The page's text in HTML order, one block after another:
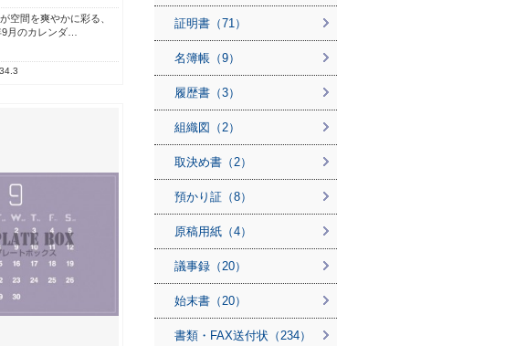
空間を爽やかに彩る、
月のカレンダ…
34.3
証明書（71）
名簿帳（9）
履歴書（3）
組織図（2）
取決め書（2）
預かり証（8）
原稿用紙（4）
議事録（20）
始末書（20）
書類・FAX送付状（234）